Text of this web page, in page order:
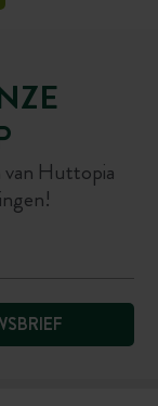
van Huttopia